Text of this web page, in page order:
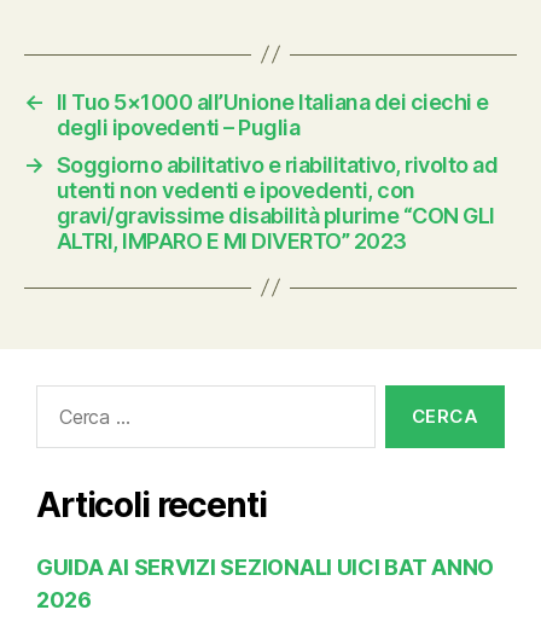
←
Il Tuo 5×1000 all’Unione Italiana dei ciechi e
degli ipovedenti – Puglia
→ Soggiorno abilitativo e riabilitativo, rivolto ad
utenti non vedenti e ipovedenti, con
gravi/gravissime disabilità plurime “CON GLI
ALTRI, IMPARO E MI DIVERTO” 2023
Articoli recenti
GUIDA AI SERVIZI SEZIONALI UICI BAT ANNO
2026